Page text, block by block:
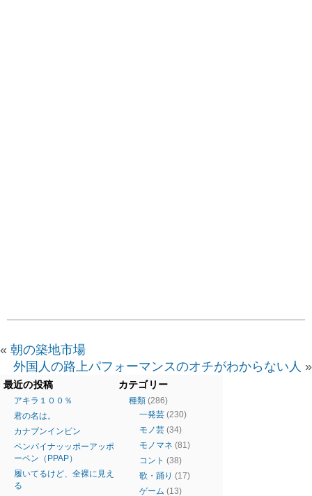
« 朝の築地市場
外国人の路上パフォーマンスのオチがわからない人 »
最近の投稿
アキラ１００％
君の名は。
カナブンインビン
ペンパイナッッポーアッポ
ーペン（PPAP）
履いてるけど、全裸に見え
る
カテゴリー
種類 (286)
一発芸 (230)
モノ芸 (34)
モノマネ (81)
コント (38)
歌・踊り (17)
ゲーム (13)